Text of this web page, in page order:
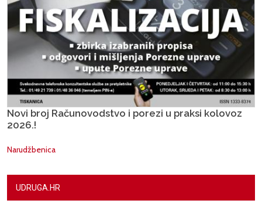
Novi broj Računovodstvo i porezi u praksi kolovoz
2026.!
Narudžbenica
UDRUGA.HR